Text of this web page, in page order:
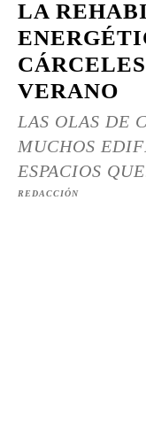
LA
VERANO
LAS OLAS DE
MUCHOS
ESPACIOS
REDACCIÓN